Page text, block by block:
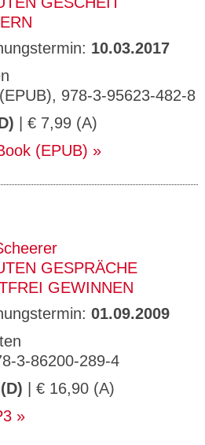
10.03.2017
978-3-95623-482-8
| € 7,99 (A)
(EPUB)
GESPRÄCHE
GEWINNEN
01.09.2009
3-86200-289-4
| € 16,90 (A)